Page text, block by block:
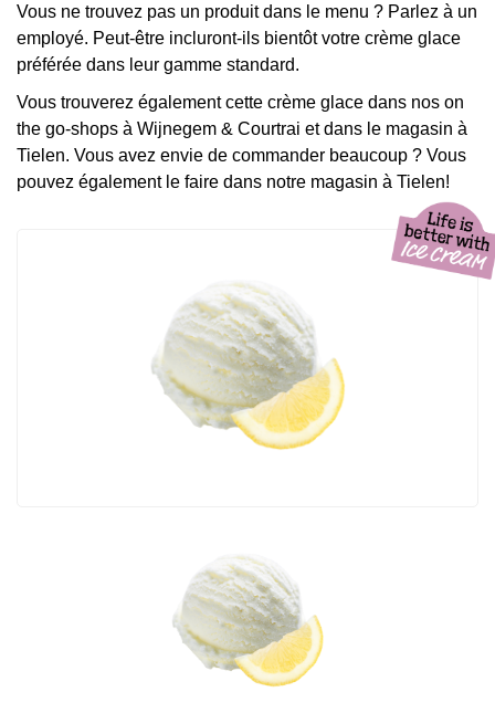
Vous ne trouvez pas un produit dans le menu ? Parlez à un
employé. Peut-être incluront-ils bientôt votre crème glace
préférée dans leur gamme standard.
Vous trouverez également cette crème glace dans nos on
the go-shops à Wijnegem & Courtrai et dans le magasin à
Tielen. Vous avez envie de commander beaucoup ? Vous
pouvez également le faire dans notre magasin à Tielen!